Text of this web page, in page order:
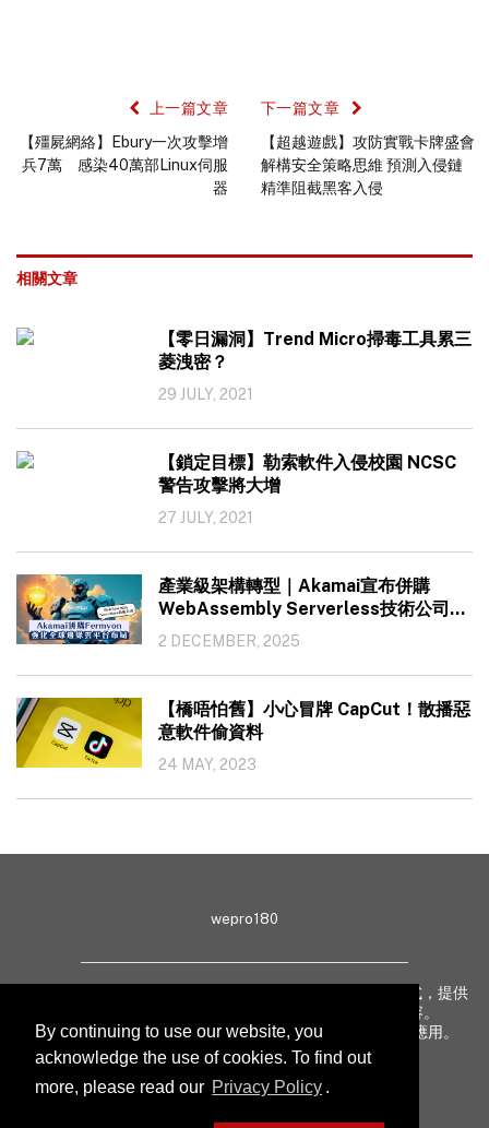
By continuing to use our website, you
acknowledge the use of cookies. To find out
more, please read our Privacy Policy .
上一篇文章
【殭屍網絡】Ebury一次攻擊增
兵7萬 感染40萬部Linux伺服
器
下一篇文章
【超越遊戲】攻防實戰卡牌盛會
解構安全策略思維 預測入侵鏈
精準阻截黑客入侵
相關文章
【零日漏洞】Trend Micro掃毒工具累三
菱洩密？
29 JULY, 2021
【鎖定目標】勒索軟件入侵校園 NCSC
警告攻擊將大增
27 JULY, 2021
產業級架構轉型｜Akamai宣布併購
WebAssembly Serverless技術公司
Fermyon
2 DECEMBER, 2025
【橋唔怕舊】小心冒牌 CapCut！散播惡
意軟件偷資料
24 MAY, 2023
wepro180
wepro180 由 IT 業界專家組成，以生動有趣、深入淺出方式，提供
最新 IT 動態、趨勢、技術、行業熱話、專題報導等內容。
致力提升亞太地區科技知識及網絡安全意識，促進新技術應用。